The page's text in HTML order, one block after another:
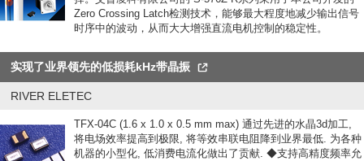
Zero Crossing Latch检测技术，能够最大程度地减少输出信号
时序中的波动，从而大大增强直流电机控制的稳定性。
实现了业界领先的低损耗kHz带晶振
RIVER ELETEC
TFX-04C (1.6 x 1.0 x 0.5 mm max) 通过先进的水晶3d加工,
将电场效率提高到极限, 将等效串联电阻降到业界最低. 为各种
机器的小型化, 低消费电流化做出了贡献. ◆支持高精度频率允